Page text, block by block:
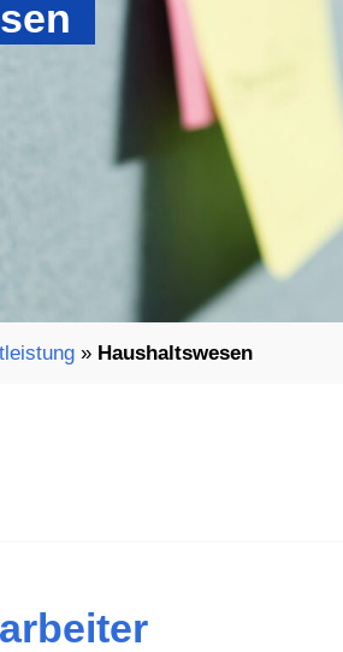
» Haushaltswesen